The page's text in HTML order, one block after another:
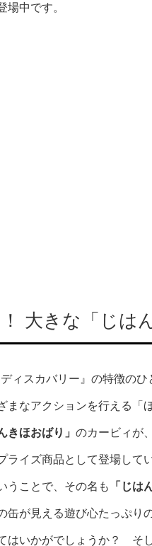
場中です。
大きな「じは
ィスカバリー』の特徴の
まなアクションを行える「
きほおばり」 のカービィが、
イズ商品として登場してい
うことで、その名も 「じは
が見える遊び心たっぷり
はいかがでしょうか？ そ